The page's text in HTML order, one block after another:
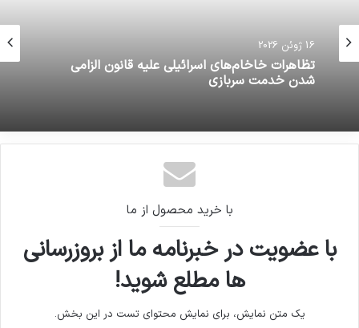
16 ژوئن 2026
تظاهرات خاخام‌های اسرائیلی علیه قانون الزامی
16 ژوئن 2026
گوگل؛ اعلام کرد که سرویس کوتاه کننده لینک
Goo.gl رو بعد از 9 سال فعالیت تعطیل میکنه!
با خرید محصول از ما
با عضویت در خبرنامه ما از بروزرسانی
ها مطلع شوید!
یک متن نمایش، برای نمایش محتوای تست در این بخش.